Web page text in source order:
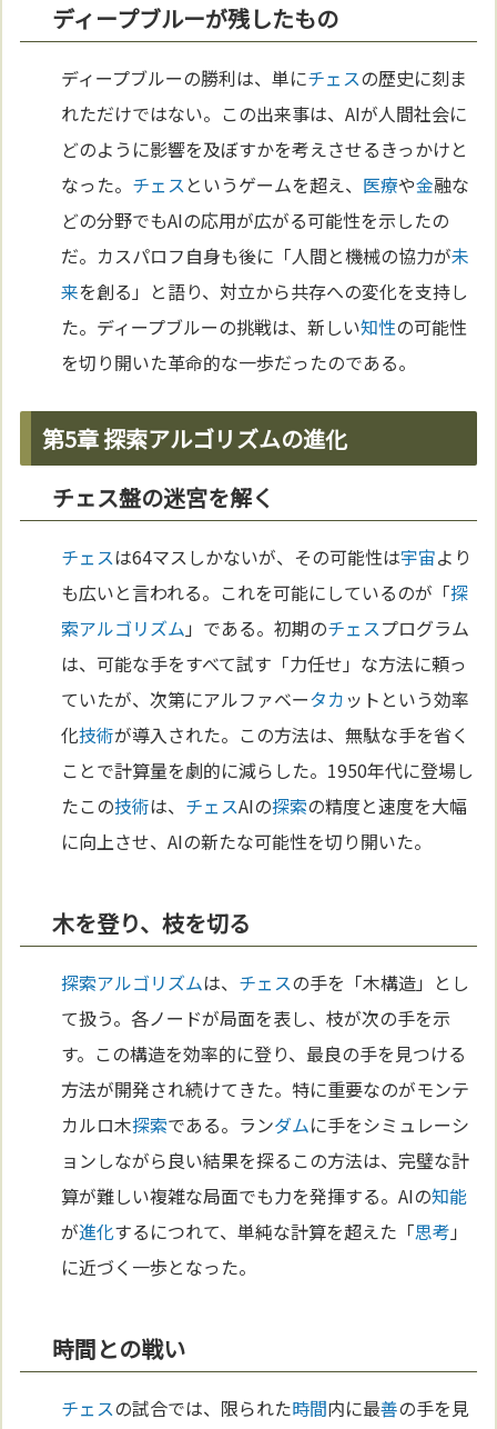
ディープブルーが残したもの
ディープブルーの勝利は、単にチェスの歴史に刻ま
れただけではない。この出来事は、AIが人間社会に
どのように影響を及ぼすかを考えさせるきっかけと
なった。 チェス というゲームを超え、 医療や金融な
どの分野でもAIの応用が広がる可能性を示したの
だ。カスパロフ自身も後に「人間と機械の協力が未
来を創る」と語り、対立から共存への変化を支持し
た。ディープブルーの挑戦は、新しい知性の可能性
を切り開いた革命的な一歩だったのである。
第5章 探索アルゴリズムの進化
チェス盤の迷宮を解く
チェスは64マスしかないが、その可能性は宇宙より
も広いと言われる。これを可能にしているのが「探
索アルゴリズム 」である。初期のチェスプログラム
は、可能な手をすべて試す「力任せ」な方法に頼っ
ていたが、次第にアルファベータカ ットという効率
化技術が導入された。この方法は、無駄な手を省く
ことで計算量を劇的に減らした。1950年代に登場し
たこの技術は、 チェスAIの探索の精度と速度を大幅
に向上させ、AIの新たな可能性を切り開いた。
木を登り、枝を切る
探索アルゴリズムは、 チェスの手を「木構造」とし
て扱う。各ノードが局面を表し、枝が次の手を示
す。この構造を効率的に登り、最良の手を見つける
方法が開発され続けてきた。特に重要なのがモンテ
カルロ木探索である。ランダムに手をシミュレーシ
ョンしながら良い結果を探るこの方法は、完璧な計
算が難しい複雑な局面でも力を発揮する。AIの知能
が進化するにつれて、単純な計算を超えた「思考 」
に近づく一歩となった。
時間との戦い
チェスの試合では、限られた時間内に最善の手を見